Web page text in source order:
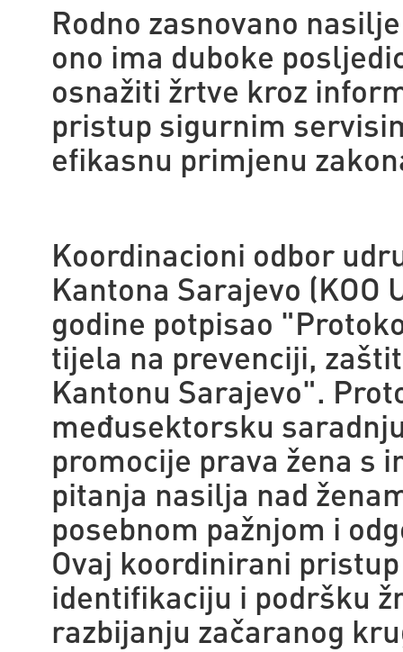
Rodno zasnovano
ono ima duboke
osnažiti žrtve kroz
pristup sigurnim
efikasnu primjenu
Koordinacioni odbor
Kantona Sarajevo (KOO
godine potpisao
tijela na prevenciji,
Kantonu Sarajevo".
međusektorsku
promocije prava žena s
pitanja nasilja nad
posebnom pažnjom i
Ovaj koordinirani
identifikaciju i podršku
razbijanju začaranog